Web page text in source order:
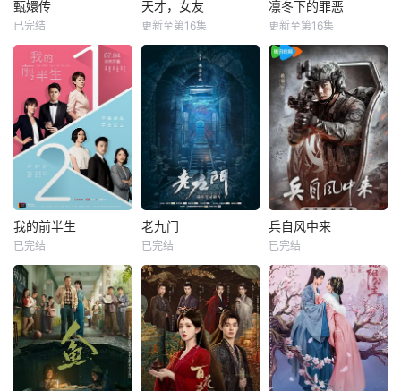
甄嬛传
已完结
天才，女友
更新至第16集
凛冬下的罪恶
更新至第16集
我的前半生
已完结
老九门
已完结
兵自风中来
已完结